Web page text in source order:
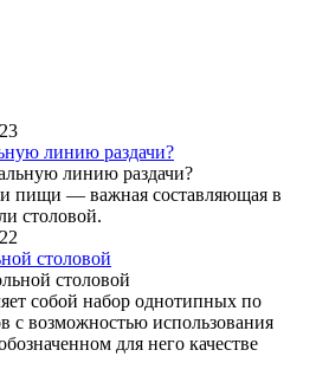
линию раздачи?
пищи — важная составляющая в
столовой.
столовой
собой набор однотипных по
с возможностью использования
для него качестве